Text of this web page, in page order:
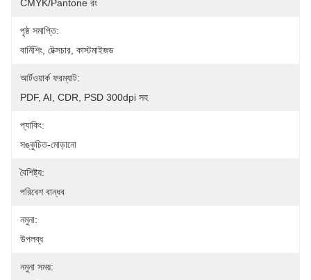
CMYK/Pantone রং
পৃষ্ঠ সমাপ্তি:
বার্নিশিং, টেক্সচার, কাস্টমাইজড
আর্টওয়ার্ক ফরম্যাট:
PDF, AI, CDR, PSD 300dpi সহ
প্যাকিং:
সঙ্কুচিত-মোড়ানো
বৈশিষ্ট্য:
পরিবেশ বান্ধব
নমুনা:
উপলব্ধ
নমুনা সময়: